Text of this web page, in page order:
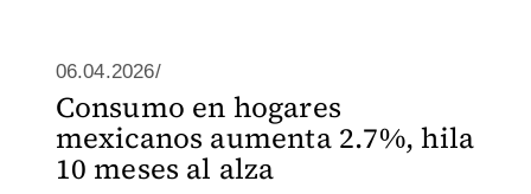
06.04.2026/
Consumo en hogares
mexicanos aumenta 2.7%, hila
10 meses al alza